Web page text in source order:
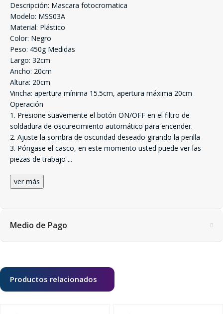
Descripción: Mascara fotocromatica
Modelo: MSS03A
Material: Plástico
Color: Negro
Peso: 450g Medidas
Largo: 32cm
Ancho: 20cm
Altura: 20cm
Vincha: apertura mínima 15.5cm, apertura máxima 20cm
Operación
1. Presione suavemente el botón ON/OFF en el filtro de
soldadura de oscurecimiento automático para encender.
2. Ajuste la sombra de oscuridad deseado girando la perilla
3. Póngase el casco, en este momento usted puede ver las
piezas de trabajo ...
ver más
Medio de Pago
Productos relacionados